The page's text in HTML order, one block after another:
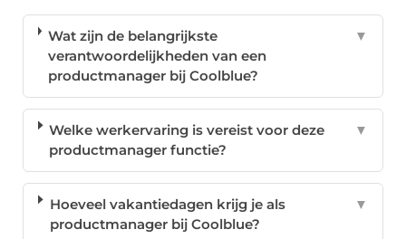
Wat zijn de belangrijkste
verantwoordelijkheden van een
productmanager bij Coolblue?
▼
Welke werkervaring is vereist voor deze
productmanager functie?
▼
Hoeveel vakantiedagen krijg je als
productmanager bij Coolblue?
▼